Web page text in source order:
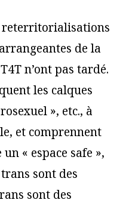
reterritorialisations
de la
n’ont pas tardé.
les calques
», etc., à
et comprennent
« espace safe »,
sont des
sont des